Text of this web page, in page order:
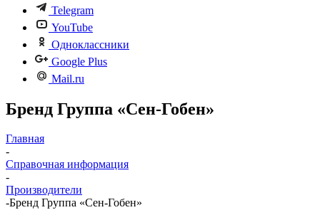
Telegram
YouTube
Одноклассники
Google Plus
Mail.ru
Бренд Группа «Сен-Гобен»
Главная
-
Справочная информация
-
Производители
-Бренд Группа «Сен-Гобен»